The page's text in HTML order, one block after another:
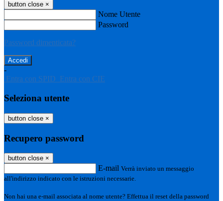
button close ×
Nome Utente
Password
Password dimenticata?
-
Entra con SPID Entra con CIE
Seleziona utente
button close ×
Recupero password
button close ×
E-mail Verrà inviato un messaggio
all'indirizzo indicato con le istruzioni necessarie.
Non hai una e-mail associata al nome utente? Effettua il reset della password